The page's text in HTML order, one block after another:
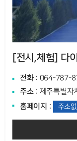
[전시,체험] 다
전화: 064-787-
주소: 제주특별자
홈페이지 : 주소